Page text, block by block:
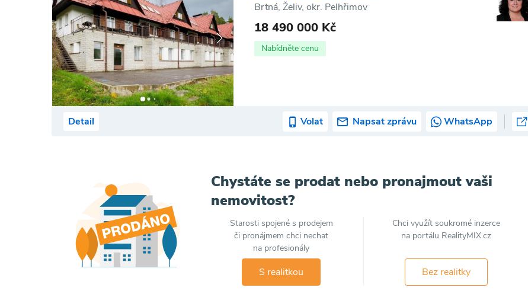
Brtná, Želiv, okr. Pelhřimov
18 490 000 Kč
Nabídněte cenu
Detail Volat Napsat zprávu WhatsApp
Chystáte se prodat nebo pronajmout vaši
nemovitost?
Starosti spojené s prodejem
či pronájmem chci nechat
na profesionály
S realitkou
Chci využít soukromé inzerce
na portálu RealityMIX.cz
Bez realitky